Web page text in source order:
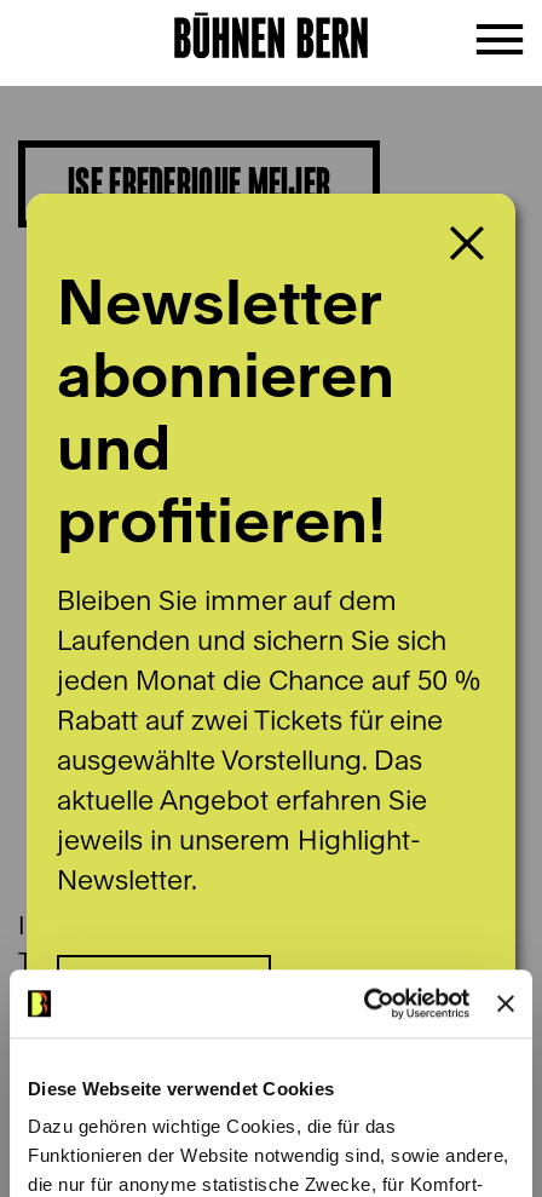
Diese Webseite verwendet Cookies
Dazu gehören wichtige Cookies, die für das
Funktionieren der Website notwendig sind, sowie andere,
die nur für anonyme statistische Zwecke, für Komfort-
ISE FREDERIQUE MEIJER
Tänzerin aus den Niederlanden. Mit elf
Jahren begann sie das Vorberufsprogramm
an der Codarts in Rotterdam. Nach sechs
2025/26 ist Ise Frederique Meijer Apprentice
bei Bern Ballett.
Newsletter
abonnieren
und
profitieren!
Bleiben Sie immer auf dem
Laufenden und sichern Sie sich
jeden Monat die Chance auf 50 %
Rabatt auf zwei Tickets für eine
ausgewählte Vorstellung. Das
aktuelle Angebot erfahren Sie
jeweils in unserem Highlight-
Newsletter.
Hier anmelden